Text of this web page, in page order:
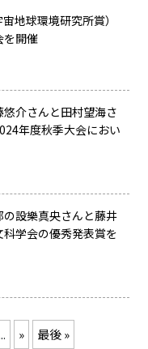
地球環境研究所賞）
を開催
介さんと田村望海さ
年度秋季大会におい
設樂真央さんと藤井
学会の優秀発表賞を
» 最後 »